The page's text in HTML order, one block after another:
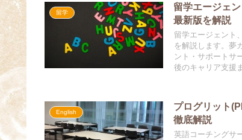
留学
留学エージェ
最新版を解説
留学エージェント
を解説します。夢
ント・サポートサ
後のキャリア支援
English
プログリット
徹底解説
英語コーチングサ